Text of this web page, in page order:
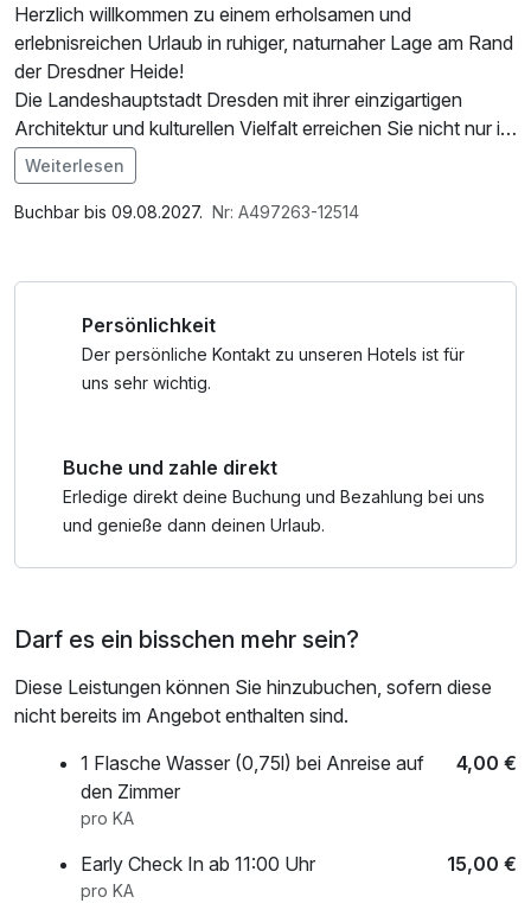
Herzlich willkommen zu einem erholsamen und
erlebnisreichen Urlaub in ruhiger, naturnaher Lage am Rand
der Dresdner Heide!
Die Landeshauptstadt Dresden mit ihrer einzigartigen
Architektur und kulturellen Vielfalt erreichen Sie nicht nur in
wenigen Autominuten, sondern auch bequem und schnell
mit der S-Bahn – ideal für einen stressfreien Tagesausflug.
ihren beeindruckenden Felsformationen, Wanderwegen
und einzigartiger Natur – ein Paradies für Naturliebhaber
und Aktivurlauber.
oder die Region erkunden möchten – bei uns stehen
persönliche Betreuung, herzliche Gastfreundschaft und
eine familiäre Atmosphäre im Mittelpunkt.
Weiterlesen
Buchbar bis 09.08.2027. Nr: A497263-12514
Persönlichkeit
Der persönliche Kontakt zu unseren Hotels ist für
uns sehr wichtig.
Buche und zahle direkt
Erledige direkt deine Buchung und Bezahlung bei uns
und genieße dann deinen Urlaub.
Darf es ein bisschen mehr sein?
Diese Leistungen können Sie hinzubuchen, sofern diese
nicht bereits im Angebot enthalten sind.
1 Flasche Wasser (0,75l) bei Anreise auf
den Zimmer
4,00 €
pro KA
Early Check In ab 11:00 Uhr 15,00 €
pro KA